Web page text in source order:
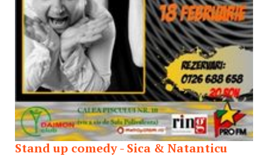
Stand up comedy - Sica & Natanticu